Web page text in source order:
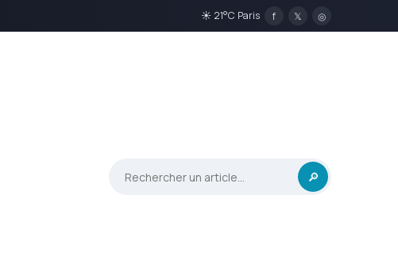
☀ 21°C Paris f 𝕏 ◎
🔎